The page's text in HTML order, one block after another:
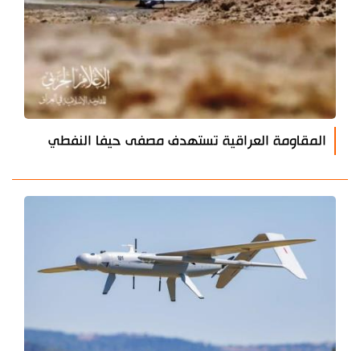
المقاومة العراقية تستهدف مصفى حيفا النفطي